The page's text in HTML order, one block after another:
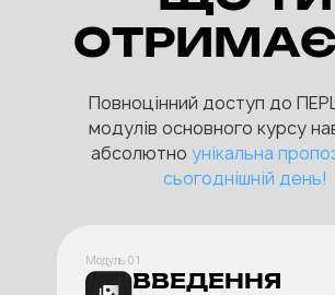
Повноцінний доступ до
модулів основного курсу
абсолютно унікальна
сьогоднішній день!
Модуль 01
ВВЕДЕННЯ